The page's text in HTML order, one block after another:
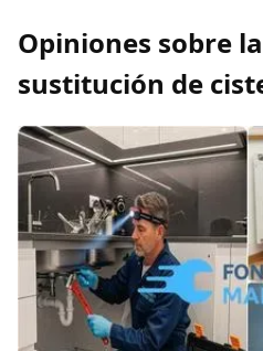
Opiniones sobre
sustitución de